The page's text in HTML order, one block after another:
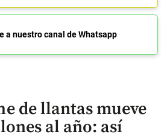
a nuestro canal de Whatsapp
de llantas mueve
al año: así